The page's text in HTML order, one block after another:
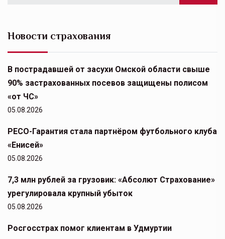
Новости страхования
В пострадавшей от засухи Омской области свыше
90% застрахованных посевов защищены полисом
«от ЧС»
05.08.2026
РЕСО-Гарантия стала партнёром футбольного клуба
«Енисей»
05.08.2026
7,3 млн рублей за грузовик: «Абсолют Страхование»
урегулировала крупный убыток
05.08.2026
Росгосстрах помог клиентам в Удмуртии